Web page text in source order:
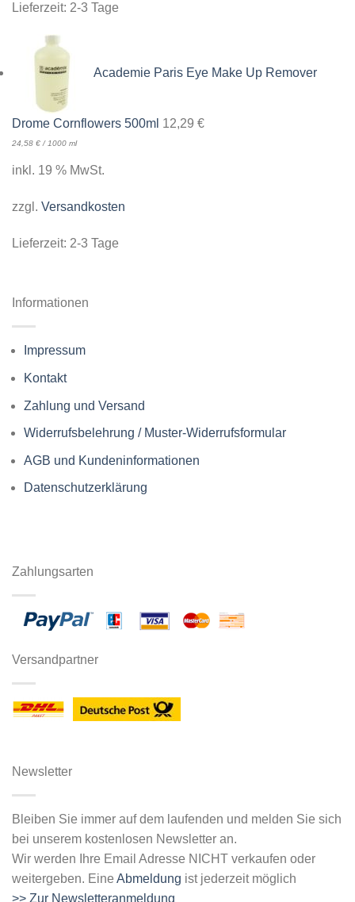
Lieferzeit: 2-3 Tage
Academie Paris Eye Make Up Remover
Drome Cornflowers 500ml 12,29 €
24,58 € / 1000 ml
inkl. 19 % MwSt.
zzgl. Versandkosten
Lieferzeit: 2-3 Tage
Informationen
Impressum
Kontakt
Zahlung und Versand
Widerrufsbelehrung / Muster-Widerrufsformular
AGB und Kundeninformationen
Datenschutzerklärung
Zahlungsarten
Versandpartner
Newsletter
Bleiben Sie immer auf dem laufenden und melden Sie sich
bei unserem kostenlosen Newsletter an.
Wir werden Ihre Email Adresse NICHT verkaufen oder
weitergeben. Eine Abmeldung ist jederzeit möglich
>> Zur Newsletteranmeldung